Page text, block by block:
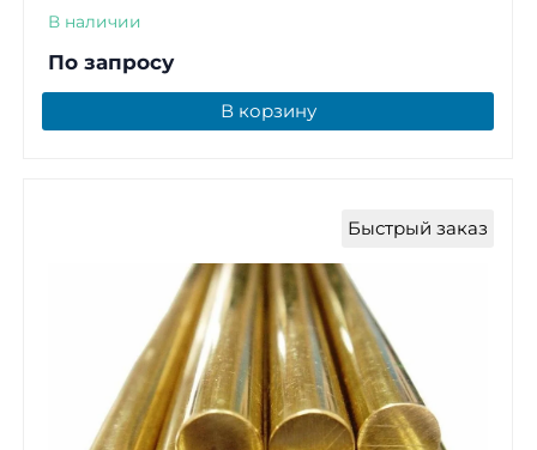
В наличии
По запросу
В корзину
Быстрый заказ